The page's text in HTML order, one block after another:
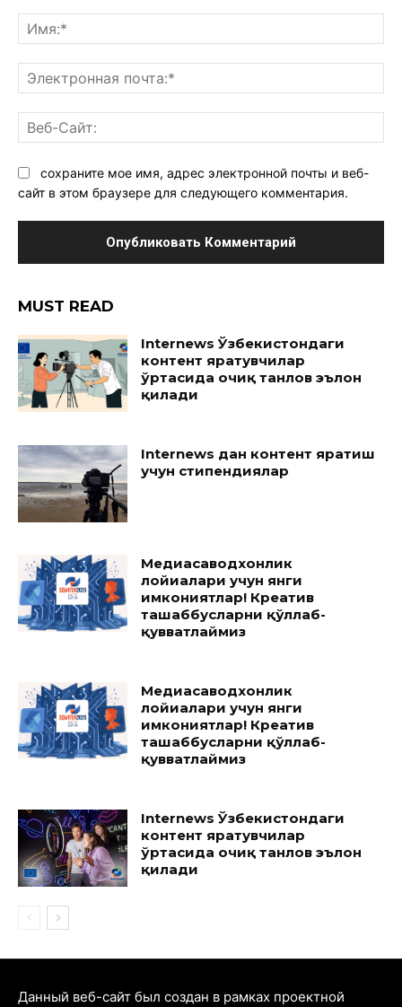
сохраните мое имя, адрес электронной почты и веб-
сайт в этом браузере для следующего комментария.
MUST READ
Internews Ўзбекистондаги
контент яратувчилар
ўртасида очиқ танлов эълон
қилади
Internews дан контент яратиш
учун стипендиялар
Медиасаводхонлик
лойиҳалари учун янги
имкониятлар! Креатив
ташаббусларни қўллаб-
қувватлаймиз
Медиасаводхонлик
лойиҳалари учун янги
имкониятлар! Креатив
ташаббусларни қўллаб-
қувватлаймиз
Internews Ўзбекистондаги
контент яратувчилар
ўртасида очиқ танлов эълон
қилади
Данный веб-сайт был создан в рамках проектной